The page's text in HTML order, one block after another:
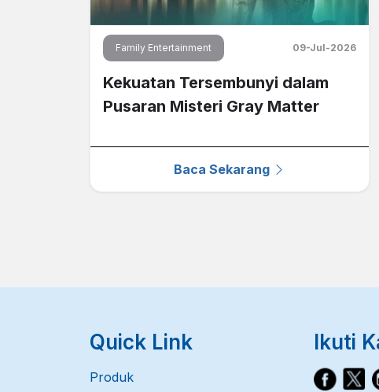
Family Entertainment 09-Jul-2026
Kekuatan Tersembunyi dalam
Pusaran Misteri Gray Matter
Baca Sekarang
Quick Link
Produk
Ikuti